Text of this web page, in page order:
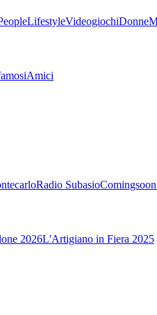
LifestyleVideogiochiDonne
Amici
Radio SubasioComingsoon
2026L'Artigiano in Fiera 2025